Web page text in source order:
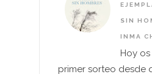
SIN
INMA
Hoy
primer sorteo desde